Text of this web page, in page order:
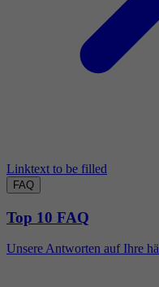
Linktext to be filled
FAQ
Top 10 FAQ
Unsere Antworten auf Ihre